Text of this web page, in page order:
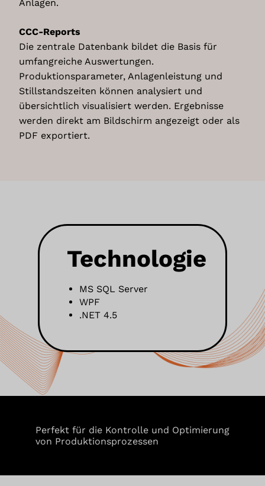
Anlagen.
CCC-Reports
Die zentrale Datenbank bildet die Basis für
umfangreiche Auswertungen.
Produktionsparameter, Anlagenleistung und
Stillstandszeiten können analysiert und
übersichtlich visualisiert werden. Ergebnisse
werden direkt am Bildschirm angezeigt oder als
PDF exportiert.
Technologie
MS SQL Server
WPF
.NET 4.5
Perfekt für die Kontrolle und Optimierung
von Produktionsprozessen
Genutzte Technologien
Cookies
Erhobene Daten
Diese Liste enthält alle (persönlichen) Daten, die von
oder durch die Nutzung dieses Dienstes gesammelt
werden.
IP Adresse
Nutzungsdaten
Klickpfad
App-Aktualisierungen
Browser Informationen
Widget-Interaktionen
Datum und Uhrzeit des Besuchs
Rechtsgrundlage
Im Folgenden wird die nach Art. 6 I 1 DSGVO geforderte
personenbezogenen Daten genannt.
Art. 6 Abs. 1 s. 1 lit. a DSGVO
Ort der Verarbeitung
Europäische Union
Aufbewahrungsdauer
Die Aufbewahrungsfrist ist die Zeitspanne, in der die
gesammelten Daten für die Verarbeitung gespeichert
werden. Die Daten müssen gelöscht werden, sobald sie
gespeicherten Daten ab. Jeder Kunde kann festlegen,
wie lange Google Analytics Daten aufbewahrt, bevor sie
automatisch gelöscht werden.
ALLE COOKIES AKZEPTIEREN
Auswahl speichern
Zurück